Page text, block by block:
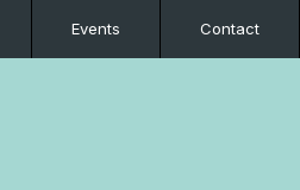
Events Contact